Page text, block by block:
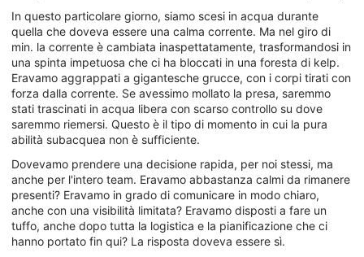
In questo particolare giorno, siamo scesi in acqua durante
quella che doveva essere una calma corrente. Ma nel giro di
min. la corrente è cambiata inaspettatamente, trasformandosi in
una spinta impetuosa che ci ha bloccati in una foresta di kelp.
Eravamo aggrappati a gigantesche grucce, con i corpi tirati con
forza dalla corrente. Se avessimo mollato la presa, saremmo
stati trascinati in acqua libera con scarso controllo su dove
saremmo riemersi. Questo è il tipo di momento in cui la pura
abilità subacquea non è sufficiente.
Dovevamo prendere una decisione rapida, per noi stessi, ma
anche per l'intero team. Eravamo abbastanza calmi da rimanere
presenti? Eravamo in grado di comunicare in modo chiaro,
anche con una visibilità limitata? Eravamo disposti a fare un
tuffo, anche dopo tutta la logistica e la pianificazione che ci
hanno portato fin qui? La risposta doveva essere sì.